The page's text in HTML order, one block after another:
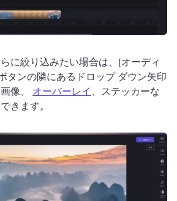
に絞り込みたい場合は、[オーディ
タンの隣にあるドロップ ダウン矢印
像、 オーバーレイ
、ステッカーな
きます。